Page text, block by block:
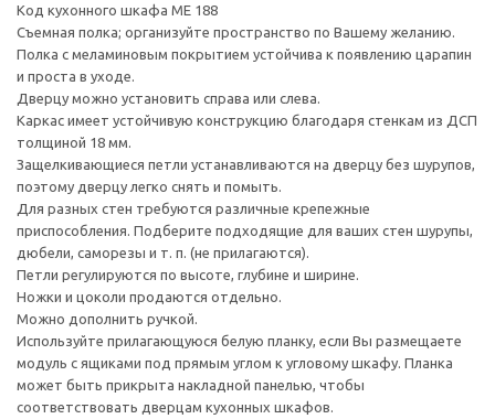
Код кухонного шкафа ME 188
Cъемная полка; организуйте пространство по Вашему желанию.
Полка с меламиновым покрытием устойчива к появлению царапин
и проста в уходе.
Дверцу можно установить справа или слева.
Каркас имеет устойчивую конструкцию благодаря стенкам из ДСП
толщиной 18 мм.
Защелкивающиеся петли устанавливаются на дверцу без шурупов,
поэтому дверцу легко снять и помыть.
Для разных стен требуются различные крепежные
приспособления. Подберите подходящие для ваших стен шурупы,
дюбели, саморезы и т. п. (не прилагаются).
Петли регулируются по высоте, глубине и ширине.
Ножки и цоколи продаются отдельно.
Можно дополнить ручкой.
Используйте прилагающуюся белую планку, если Вы размещаете
модуль с ящиками под прямым углом к угловому шкафу. Планка
может быть прикрыта накладной панелью, чтобы
соответствовать дверцам кухонных шкафов.